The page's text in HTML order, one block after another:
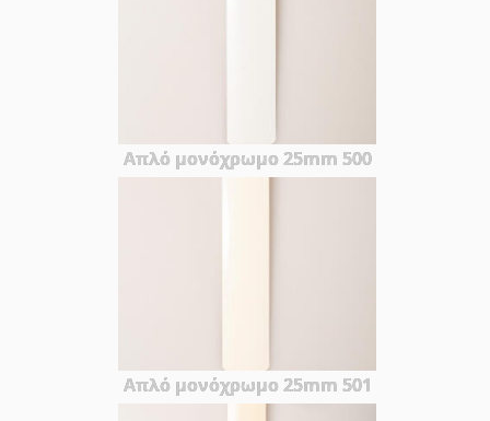
Απλό μονόχρωμο 25mm 500
Απλό μονόχρωμο 25mm 501